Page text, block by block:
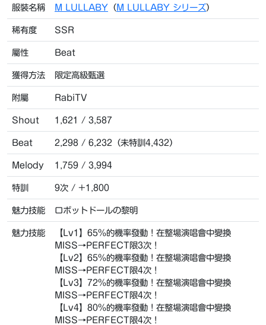
服裝名稱 M LULLABY （ M LULLABY シリーズ）
稀有度 SSR
屬性 Beat
獲得方法 限定高級甄選
附屬 RabiTV
Shout 1,621 / 3,587
Beat 2,298 / 6,232（未特訓4,432）
Melody 1,759 / 3,994
特訓 9次 / +1,800
魅力技能 ロボットドールの黎明
魅力技能
【Lv1】65%的機率發動！在整場演唱會中變換
MISS→PERFECT限3次！
【Lv2】65%的機率發動！在整場演唱會中變換
MISS→PERFECT限4次！
【Lv3】72%的機率發動！在整場演唱會中變換
MISS→PERFECT限4次！
【Lv4】80%的機率發動！在整場演唱會中變換
MISS→PERFECT限4次！